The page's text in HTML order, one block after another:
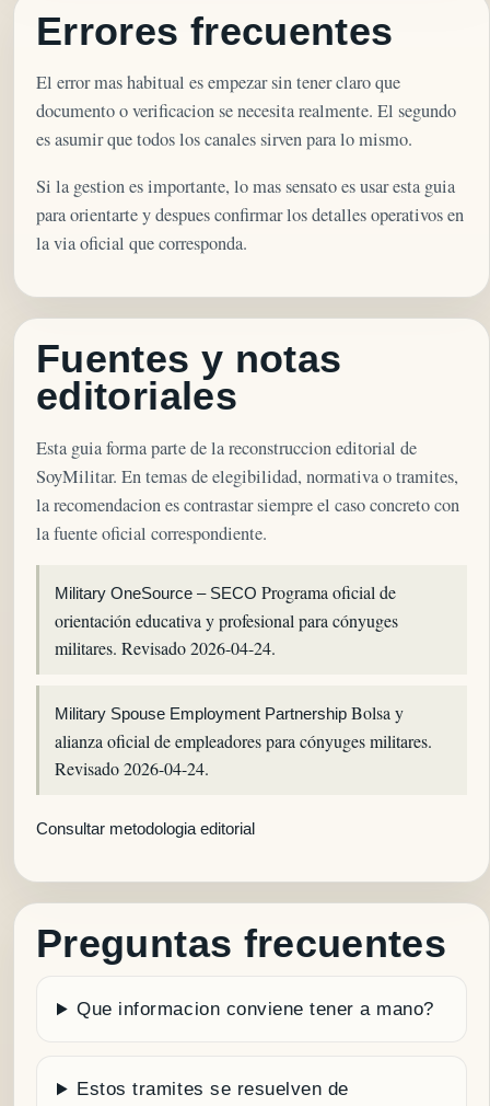
Errores frecuentes
El error mas habitual es empezar sin tener claro que
documento o verificacion se necesita realmente. El segundo
es asumir que todos los canales sirven para lo mismo.
Si la gestion es importante, lo mas sensato es usar esta guia
para orientarte y despues confirmar los detalles operativos en
la via oficial que corresponda.
Fuentes y notas
editoriales
Esta guia forma parte de la reconstruccion editorial de
SoyMilitar. En temas de elegibilidad, normativa o tramites,
la recomendacion es contrastar siempre el caso concreto con
la fuente oficial correspondiente.
Military OneSource – SECO Programa oficial de
orientación educativa y profesional para cónyuges
militares. Revisado 2026-04-24.
Military Spouse Employment Partnership Bolsa y
alianza oficial de empleadores para cónyuges militares.
Revisado 2026-04-24.
Consultar metodologia editorial
Preguntas frecuentes
Que informacion conviene tener a mano?
Estos tramites se resuelven de